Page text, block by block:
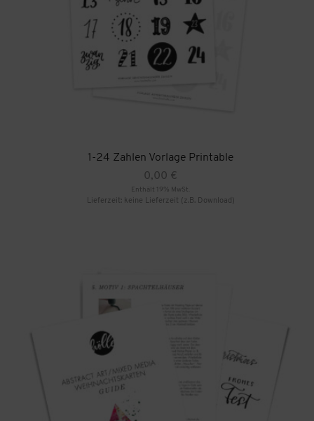
1-24 Zahlen Vorlage Printable
0,00 €
Enthält 19% MwSt.
Lieferzeit: keine Lieferzeit (z.B. Download)